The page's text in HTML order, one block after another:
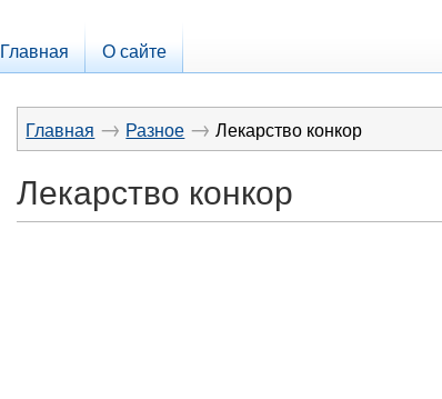
Главная О сайте
Главная → Разное → Лекарство конкор
Лекарство конкор